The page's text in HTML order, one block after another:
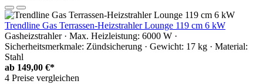
Trendline Gas Terrassen-Heizstrahler Lounge 119 cm 6 kW
Gasheizstrahler · Max. Heizleistung: 6000 W ·
Sicherheitsmerkmale: Zündsicherung · Gewicht: 17 kg · Material:
Stahl
ab 149,00 €*
4 Preise vergleichen